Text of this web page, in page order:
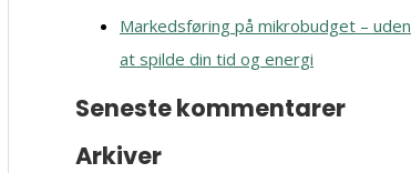
Markedsføring på mikrobudget – uden
at spilde din tid og energi
Seneste kommentarer
Arkiver